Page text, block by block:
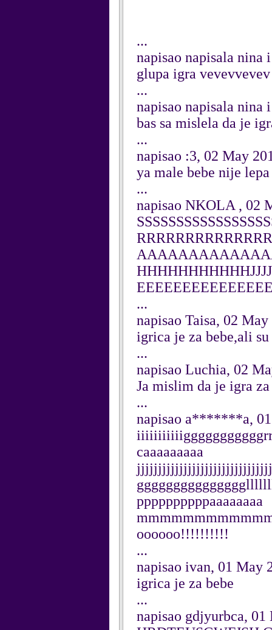
...
napisao napisala nina
glupa igra vevevvevev
...
napisao napisala nina
bas sa mislela da je
...
napisao :3, 02 May
ya male bebe nije lepa
...
napisao NKOLA , 02
...
napisao Taisa, 02 May
igrica je za bebe,ali
...
napisao Luchia, 02
Ja mislim da je igra
...
napisao a*******a,
caaaaaaaaa
ppppppppppaaaaaaaa
oooooo!!!!!!!!!!
...
napisao ivan, 01 May
igrica je za bebe
...
napisao gdjyurbca, 01